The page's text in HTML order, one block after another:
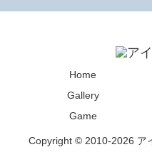
Home
Gallery
Game
Copyright © 2010-2026 ア